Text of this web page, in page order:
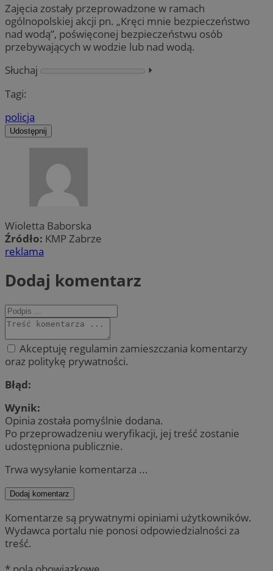
Zajęcia zostały przeprowadzone w ramach
ogólnopolskiej akcji pn. „Kręci mnie bezpieczeństwo
nad wodą”, poświęconej bezpieczeństwu osób
przebywających w wodzie lub nad wodą.
Słuchaj
⏵︎
Tagi:
policja
Udostępnij
Wioletta Baborska
Źródło: KMP Zabrze
reklama
Dodaj komentarz
Akceptuję regulamin zamieszczania komentarzy
oraz politykę prywatności.
Błąd:
Wynik:
Opinia została pomyślnie dodana.
Po przeprowadzeniu weryfikacji, jej treść zostanie
udostępniona publicznie.
Trwa wysyłanie komentarza ...
Dodaj komentarz
Komentarze są prywatnymi opiniami użytkowników.
Wydawca portalu nie ponosi odpowiedzialności za
treść.